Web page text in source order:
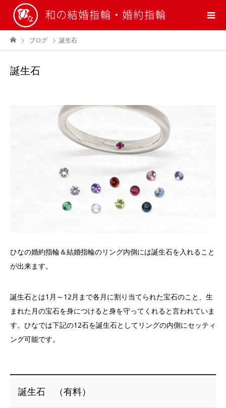
ブログ 誕生石
誕生石
ひなの婚約指輪＆結婚指輪のリング内側には誕生石を入れること
が出来ます。
誕生石とは1月～12月まで各月に割り当てられた宝石のこと、生
まれた月の宝石を身につけると身を守ってくれると言われていま
す。ひなでは下記の12石を誕生石としてリングの内側にセッティ
ング可能です。
誕生石 （有料）